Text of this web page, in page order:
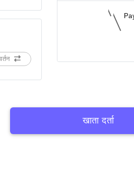
खाता दर्ता